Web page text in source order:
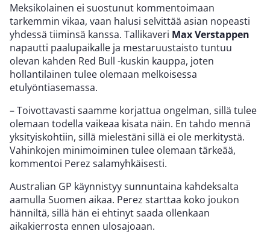
Meksikolainen ei suostunut kommentoimaan
tarkemmin vikaa, vaan halusi selvittää asian nopeasti
yhdessä tiiminsä kanssa. Tallikaveri Max Verstappen
napautti paalupaikalle ja mestaruustaisto tuntuu
olevan kahden Red Bull -kuskin kauppa, joten
hollantilainen tulee olemaan melkoisessa
etulyöntiasemassa.
– Toivottavasti saamme korjattua ongelman, sillä tulee
olemaan todella vaikeaa kisata näin. En tahdo mennä
yksityiskohtiin, sillä mielestäni sillä ei ole merkitystä.
Vahinkojen minimoiminen tulee olemaan tärkeää,
kommentoi Perez salamyhkäisesti.
Australian GP käynnistyy sunnuntaina kahdeksalta
aamulla Suomen aikaa. Perez starttaa koko joukon
hänniltä, sillä hän ei ehtinyt saada ollenkaan
aikakierrosta ennen ulosajoaan.